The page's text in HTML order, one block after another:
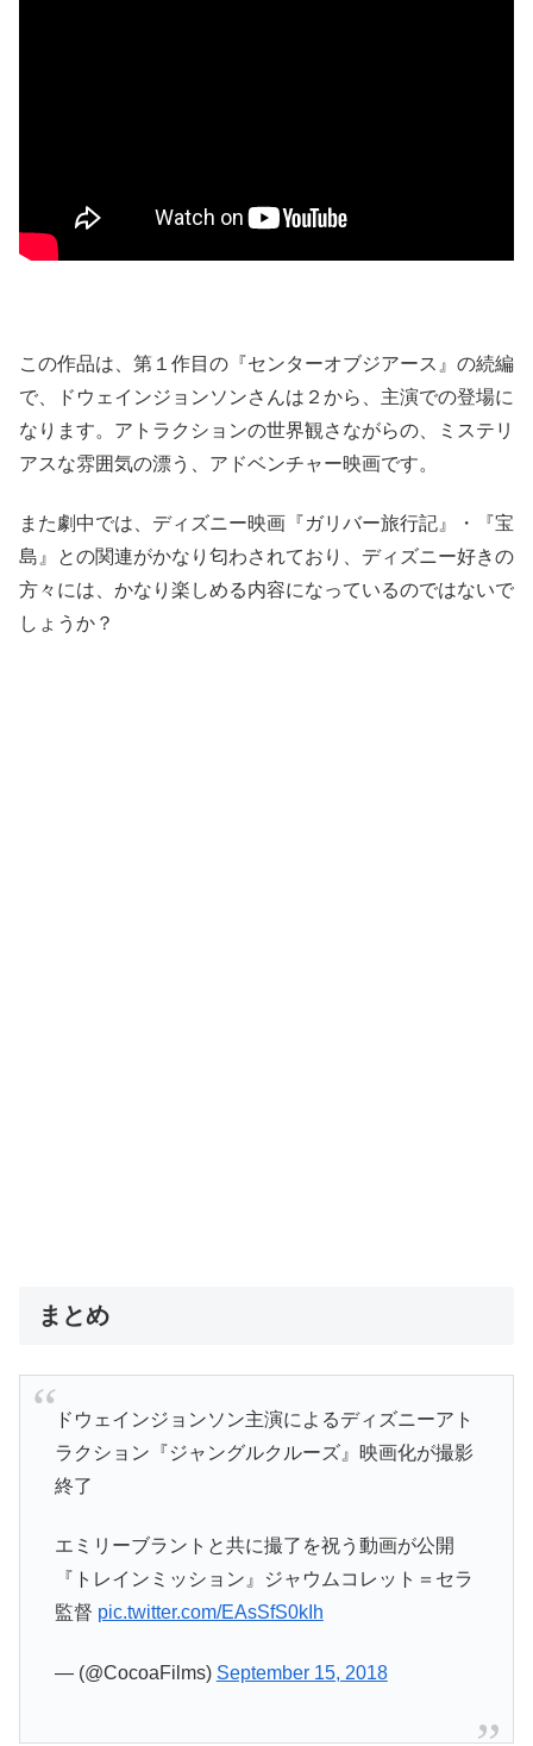
この作品は、第１作目の『センターオブジアース』の続編
で、ドウェインジョンソンさんは２から、主演での登場に
なります。アトラクションの世界観さながらの、ミステリ
アスな雰囲気の漂う、アドベンチャー映画です。
また劇中では、ディズニー映画『ガリバー旅行記』・『宝
島』との関連がかなり匂わされており、ディズニー好きの
方々には、かなり楽しめる内容になっているのではないで
しょうか？
まとめ
ドウェインジョンソン主演によるディズニーアト
ラクション『ジャングルクルーズ』映画化が撮影
終了
エミリーブラントと共に撮了を祝う動画が公開
『トレインミッション』ジャウムコレット＝セラ
監督 pic.twitter.com/EAsSfS0kIh
— (@CocoaFilms) September 15, 2018